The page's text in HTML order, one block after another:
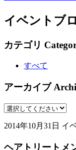
イベントブ
カテゴリ
すべて
アーカイブ
2014年10月31日 イ
ヘアトリートメ